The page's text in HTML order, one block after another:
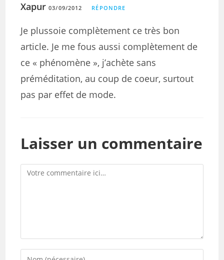
Xapur 03/09/2012 RÉPONDRE
Je plussoie complètement ce très bon
article. Je me fous aussi complètement de
ce « phénomène », j’achète sans
préméditation, au coup de coeur, surtout
pas par effet de mode.
Laisser un commentaire
Comment
Enter